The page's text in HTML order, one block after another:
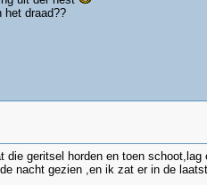
het draad??
geritsel horden en toen schoot,lag
nacht gezien ,en ik zat er in de